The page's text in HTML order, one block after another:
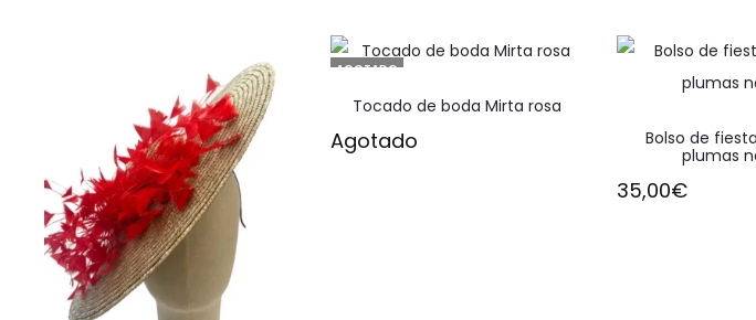
AGOTADO
Tocado de boda Mirta rosa
Agotado
Bolso de
plumas
35,00€